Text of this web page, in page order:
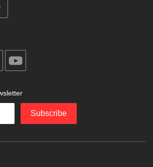
soundcloud
Subscribe